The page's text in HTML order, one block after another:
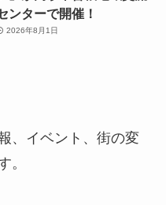
ンターで開催！
2026年8月1日
、イベント、街の変
。